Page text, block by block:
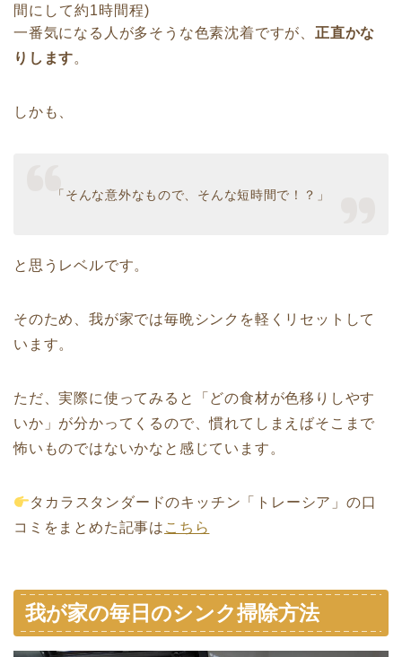
間にして約1時間程)
一番気になる人が多そうな色素沈着ですが、 正直かな
りします。
しかも、
「そんな意外なもので、そんな短時間で！？」
と思うレベルです。
そのため、我が家では毎晩シンクを軽くリセットして
います。
ただ、実際に使ってみると「どの食材が色移りしやす
いか」が分かってくるので、慣れてしまえばそこまで
怖いものではないかなと感じています。
タカラスタンダードのキッチン「トレーシア」の口
コミをまとめた記事は こちら
我が家の毎日のシンク掃除方法